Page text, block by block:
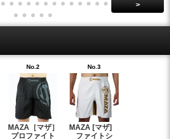
>
No.2
MAZA［マザ］
プロファイト
No.3
MAZA [マザ]
ファイトシ